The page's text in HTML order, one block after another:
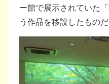
ー館で展示されていた
う作品を移設したものだ